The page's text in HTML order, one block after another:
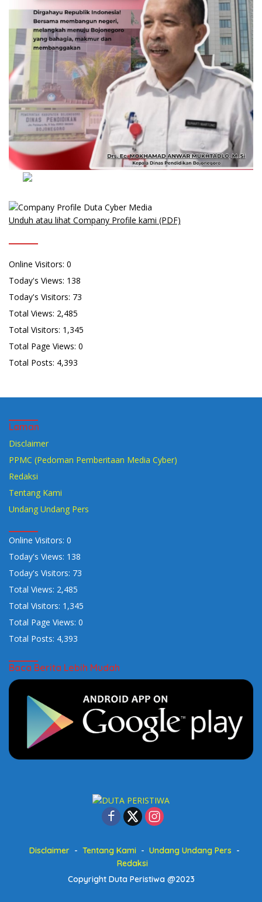
Unduh atau lihat Company Profile kami (PDF)
Online Visitors: 0
Today's Views: 138
Today's Visitors: 73
Total Views: 2,485
Total Visitors: 1,345
Total Page Views: 0
Total Posts: 4,393
Laman
Disclaimer
PPMC (Pedoman Pemberitaan Media Cyber)
Redaksi
Tentang Kami
Undang Undang Pers
Online Visitors: 0
Today's Views: 138
Today's Visitors: 73
Total Views: 2,485
Total Visitors: 1,345
Total Page Views: 0
Total Posts: 4,393
Baca Berita Lebih Mudah
Disclaimer Tentang Kami
Undang Undang Pers
Redaksi
Copyright Duta Peristiwa @2023